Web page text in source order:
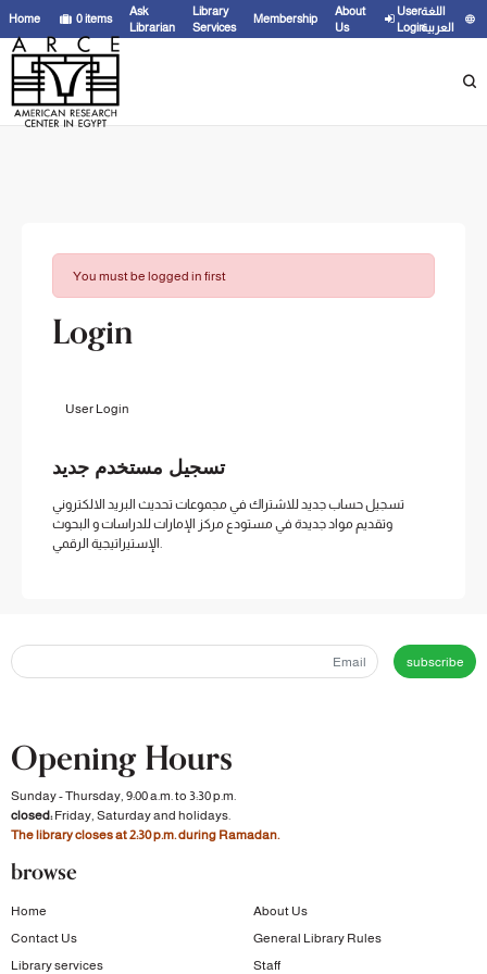
Home 0items
Ask
Librarian
Library
Services
Membership
About
Us
User
Login
اللغة
العربية
You must be logged in first
Login
User Login
تسجيل مستخدم جديد
تسجيل حساب جديد للاشتراك في مجموعات تحديث البريد الالكتروني
وتقديم مواد جديدة في مستودع مركز الإمارات للدراسات و البحوث
الإستيراتيجية الرقمي.
subscribe
Opening Hours
Sunday - Thursday, 9:00 a.m. to 3:30 p.m.
closed:Friday, Saturday and holidays.
The library closes at 2:30 p.m. during Ramadan.
browse
Home
About Us
Contact Us
General Library Rules
Library services
Staff